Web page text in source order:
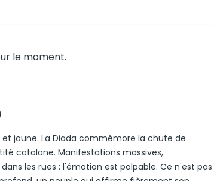
le moment.
jaune. La Diada commémore la chute de
catalane. Manifestations massives,
les rues : l'émotion est palpable. Ce n'est pas